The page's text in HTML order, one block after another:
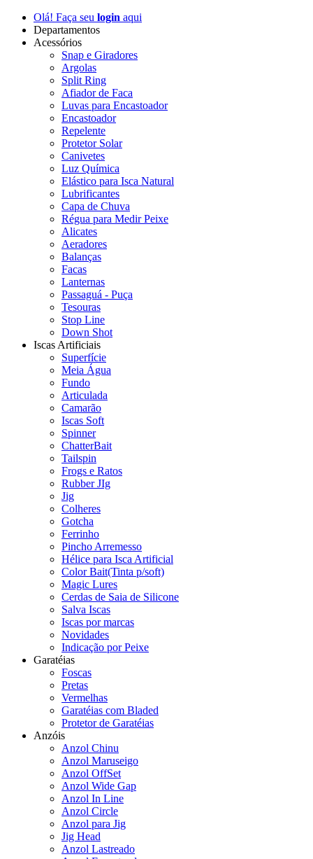
Olá! Faça seu login aqui
Departamentos
Acessórios
Snap e Giradores
Argolas
Split Ring
Afiador de Faca
Luvas para Encastoador
Encastoador
Repelente
Protetor Solar
Canivetes
Luz Química
Elástico para Isca Natural
Lubrificantes
Capa de Chuva
Régua para Medir Peixe
Alicates
Aeradores
Balanças
Facas
Lanternas
Passaguá - Puça
Tesouras
Stop Line
Down Shot
Iscas Artificiais
Superfície
Meia Água
Fundo
Articulada
Camarão
Iscas Soft
Spinner
ChatterBait
Tailspin
Frogs e Ratos
Rubber JIg
Jig
Colheres
Gotcha
Ferrinho
Pincho Arremesso
Hélice para Isca Artificial
Color Bait(Tinta p/soft)
Magic Lures
Cerdas de Saia de Silicone
Salva Iscas
Iscas por marcas
Novidades
Indicação por Peixe
Garatéias
Foscas
Pretas
Vermelhas
Garatéias com Bladed
Protetor de Garatéias
Anzóis
Anzol Chinu
Anzol Maruseigo
Anzol OffSet
Anzol Wide Gap
Anzol In Line
Anzol Circle
Anzol para Jig
Jig Head
Anzol Lastreado